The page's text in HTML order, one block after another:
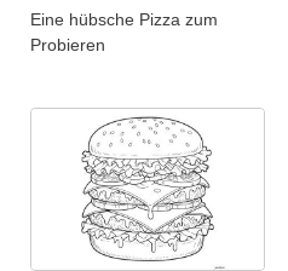
Eine hübsche Pizza zum
Probieren